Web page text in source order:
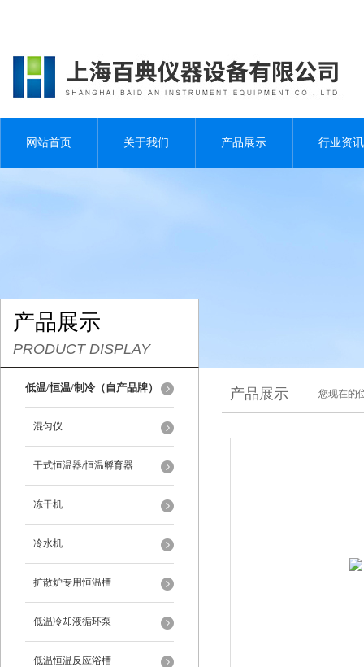
网站首页 关于我们 产品展示 行业资讯
产品展示
PRODUCT DISPLAY
低温/恒温/制冷（自产品牌）
混匀仪
干式恒温器/恒温孵育器
冻干机
冷水机
扩散炉专用恒温槽
低温冷却液循环泵
低温恒温反应浴槽
产品展示 您现在的